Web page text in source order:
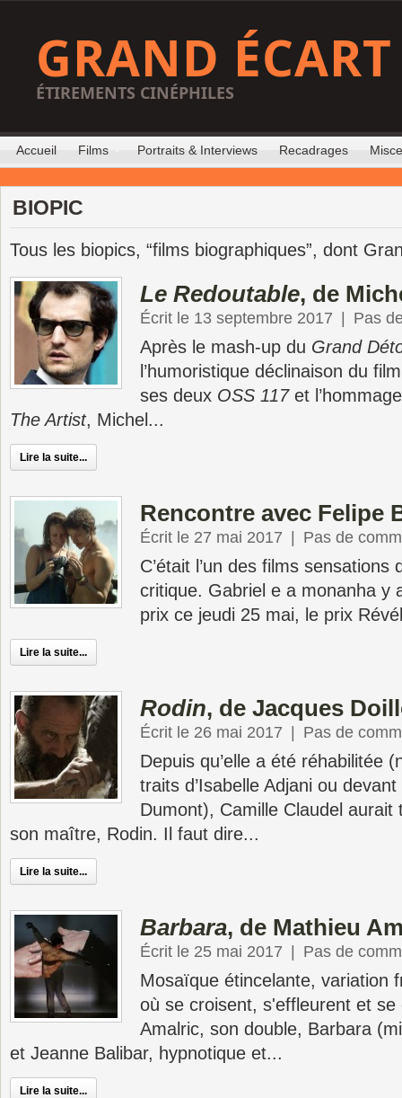
GRAND ÉCART
ÉTIREMENTS CINÉPHILES
Accueil Films Portraits & Interviews Recadrages
BIOPIC
Tous les biopics, “films biographiques”, dont
Le Redoutable, de
Écrit le 13 septembre 2017 Pas
Après le mash-up du Grand
l’humoristique déclinaison du
ses deux OSS 117et
The Artist, Michel...
Lire la suite...
Rencontre avec Felipe
Écrit le 27 mai 2017 Pas de
C’était l’un des films sensations
critique. Gabriel e a monanha y
prix ce jeudi 25 mai, le prix
Lire la suite...
Rodin, de Jacques
Écrit le 26 mai 2017 Pas de
Depuis qu’elle a été réhabilitée
traits d’Isabelle Adjani ou
Dumont), Camille Claudel aurait
son maître, Rodin. Il faut dire...
Lire la suite...
Barbara, de Mathieu
Écrit le 25 mai 2017 Pas de
Mosaïque étincelante, variation
où se croisent, s'effleurent et se
Amalric, son double, Barbara
et Jeanne Balibar, hypnotique et...
Lire la suite...